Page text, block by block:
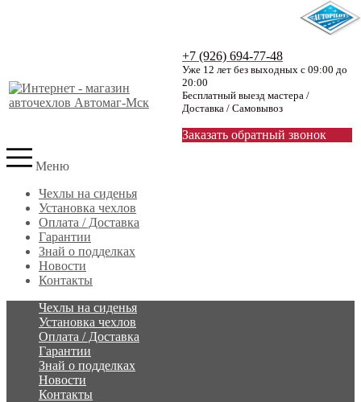
+7 (926) 694-77-48
Уже 12 лет без выходных с 09:00 до
20:00
Бесплатный выезд мастера /
Доставка / Самовывоз
Заказать обратный звонок
Меню
Чехлы на сиденья
Установка чехлов
Оплата / Доставка
Гарантии
Знай о подделках
Новости
Контакты
Чехлы на сиденья
Установка чехлов
Оплата / Доставка
Гарантии
Знай о подделках
Новости
Контакты